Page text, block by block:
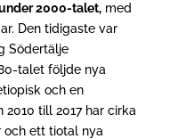
2000-talet,med
Den tidigaste var
Södertälje
talet följde nya
och en
2010 till 2017 har cirka
och ett tiotal nya